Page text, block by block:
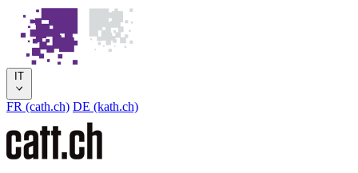
IT
FR (cath.ch) DE (kath.ch)